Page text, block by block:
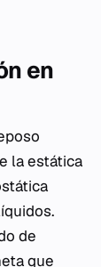
en
la estática
de
que